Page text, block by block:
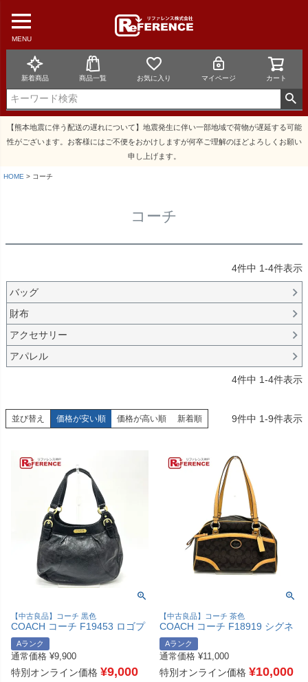
MENU
新着商品 商品一覧 お気に入り マイページ カート
【熊本地震に伴う配送の遅れについて】地震発生に伴い一部地域で荷物が遅延する可能
性がございます。お客様にはご不便をおかけしますが何卒ご理解のほどよろしくお願い
申し上げます。
HOME コーチ
コーチ
4件中 1-4件表示
バッグ
財布
アクセサリー
アパレル
4件中 1-4件表示
並び替え 価格が安い順 価格が高い順 新着順 9件中 1-9件表示
【中古良品】コーチ 黒色
COACH コーチ F19453 ロゴプ
レート 肩掛け カバン バッグ ハ
ンドバッグ レザー レディース
ブラック 【中古】
Aランク
通常価格 ¥9,900
特別オンライン価格 ¥9,000
【中古良品】コーチ 茶色
COACH コーチ F18919 シグネ
チャー カバン 肩掛け ボストン
バッグ PVC レディース ブラウ
ン 【中古】
Aランク
通常価格 ¥11,000
特別オンライン価格 ¥10,000